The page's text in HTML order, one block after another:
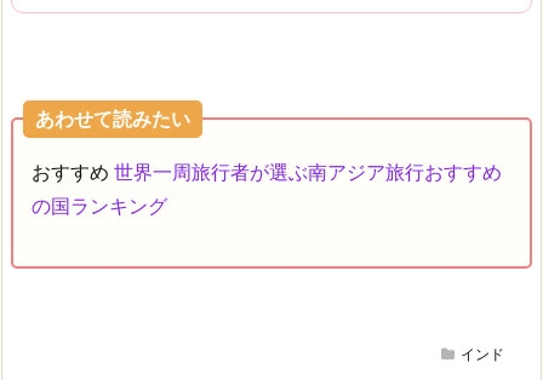
あわせて読みたい
おすすめ 世界一周旅行者が選ぶ南アジア旅行おすすめ
の国ランキング
インド